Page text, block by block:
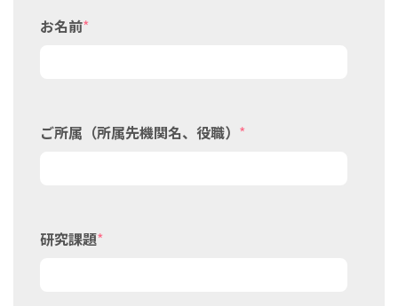
お名前*
ご所属（所属先機関名、役職） *
研究課題*